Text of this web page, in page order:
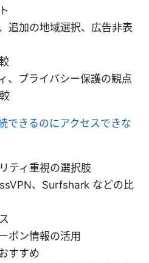
追加の地域選択、広告非表
、プライバシー保護の観点
できるのにアクセスできな
ティ重視の選択肢
、Surfshark などの比
ポン情報の活用
すすめ